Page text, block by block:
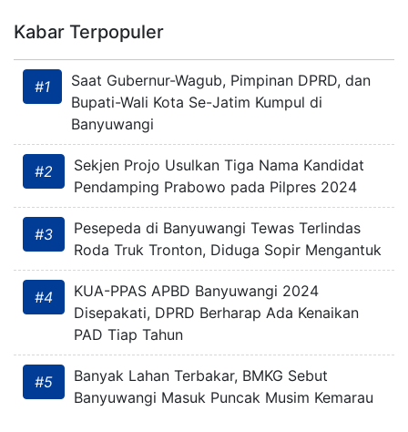
Kabar Terpopuler
#1
Saat Gubernur-Wagub, Pimpinan DPRD, dan
Bupati-Wali Kota Se-Jatim Kumpul di
Banyuwangi
#2
Sekjen Projo Usulkan Tiga Nama Kandidat
Pendamping Prabowo pada Pilpres 2024
#3
Pesepeda di Banyuwangi Tewas Terlindas
Roda Truk Tronton, Diduga Sopir Mengantuk
#4
KUA-PPAS APBD Banyuwangi 2024
Disepakati, DPRD Berharap Ada Kenaikan
PAD Tiap Tahun
#5
Banyak Lahan Terbakar, BMKG Sebut
Banyuwangi Masuk Puncak Musim Kemarau